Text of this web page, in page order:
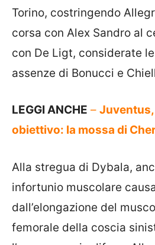
Torino, costringendo
corsa con Alex Sandro al
con De Ligt, considerate
assenze di Bonucci e
LEGGI ANCHE –
obiettivo: la mossa di
Alla stregua di Dybala,
infortunio muscolare
dall’elongazione del
femorale della coscia